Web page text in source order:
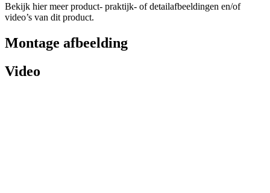
Bekijk hier meer product- praktijk- of detailafbeeldingen en/of
video’s van dit product.
Montage afbeelding
Video